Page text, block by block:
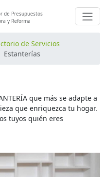
de Presupuestos
y Reforma
de Servicios
Estanterías
que más se adapte a
que enriquezca tu hogar.
tuyos quién eres